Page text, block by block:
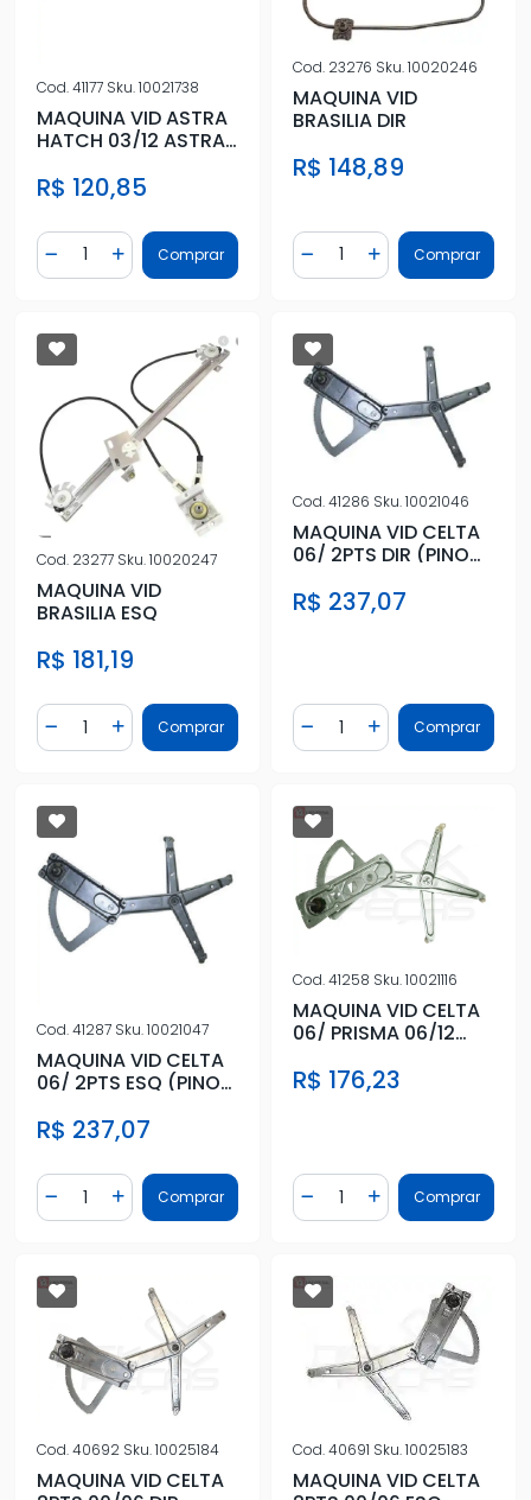
Cod.41177 Sku.10021738
MAQUINA VID ASTRA
HATCH 03/12 ASTRA
ESQ EL
R$ 120,85
Diminuir Quantidade
Quantidade
Adicionar Quantidade
Comprar
Cod. 23276 Sku.10020246
MAQUINA VID
BRASILIA DIR
R$ 148,89
Diminuir Quantidade
Quantidade
AdicionarComprar
Cod. 23277 Sku.10020247
MAQUINA VID
BRASILIA ESQ
R$ 181,19
Diminuir Quantidade
Quantidade
Adicionar Quantidade
Comprar
Cod.41286 Sku.10021046
MAQUINA VID CELTA
06/ 2PTS DIR (PINO
R$ 237,07
Diminuir Quantidade
Quantidade
AdicionarComprar
Cod.41287 Sku.10021047
MAQUINA VID CELTA
06/ 2PTS ESQ (PINO
R$ 237,07
Diminuir Quantidade
Quantidade
Adicionar Quantidade
Comprar
Cod.41258 Sku.10021116
MAQUINA VID CELTA
06/ PRISMA 06/12
ALTO
R$ 176,23
Diminuir Quantidade
Quantidade
AdicionarComprar
Cod.40692 Sku.10025184
MAQUINA VID CELTA
Cod.40691 Sku.10025183
MAQUINA VID CELTA